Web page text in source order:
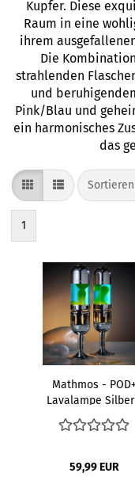
Kupfer. Diese
Raum in eine
ihrem
Die
strahlenden
und
Pink/Blau und
ein harmonisches
das
1
Mathmos -
Lavalampe
Grün Gelb
59,99 EUR